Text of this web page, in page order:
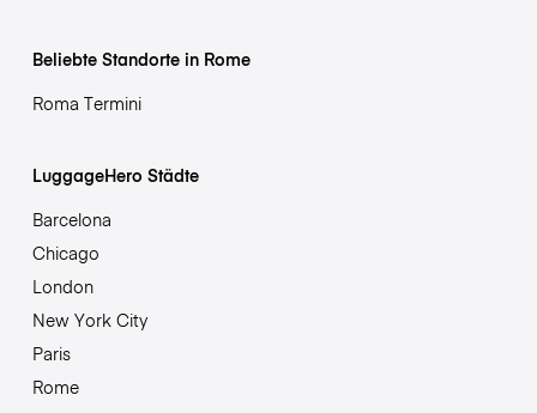
Beliebte Standorte in Rome
Roma Termini
LuggageHero Städte
Barcelona
Chicago
London
New York City
Paris
Rome